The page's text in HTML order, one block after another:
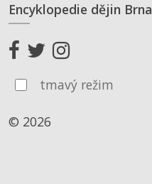
Encyklopedie dějin Brna
tmavý režim
© 2026